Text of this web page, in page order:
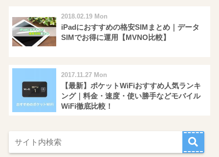
2018.02.19 Mon
iPadにおすすめの格安SIMまとめ｜データ
SIMでお得に運用【MVNO比較】
2017.11.27 Mon
【最新】ポケットWiFiおすすめ人気ランキ
ング｜料金・速度・使い勝手などモバイル
WiFi徹底比較！